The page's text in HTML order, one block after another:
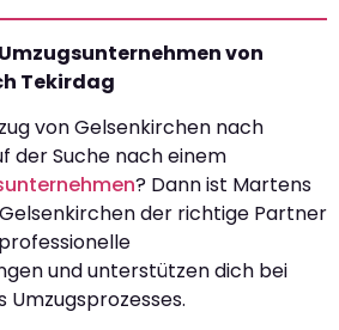
von
Tekirdag
von Gelsenkirchen nach
der Suche nach einem
? Dann ist Martens
der richtige Partner
und unterstützen dich bei